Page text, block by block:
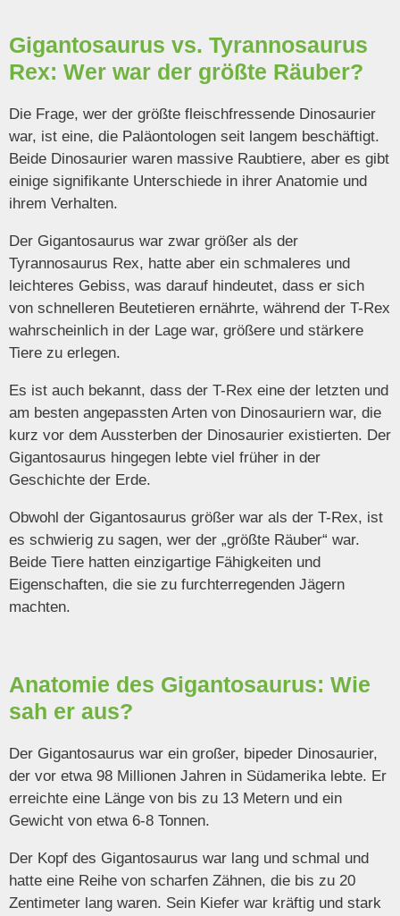
Gigantosaurus vs. Tyrannosaurus
Rex: Wer war der größte Räuber?
Die Frage, wer der größte fleischfressende Dinosaurier
war, ist eine, die Paläontologen seit langem beschäftigt.
Beide Dinosaurier waren massive Raubtiere, aber es gibt
einige signifikante Unterschiede in ihrer Anatomie und
ihrem Verhalten.
Der Gigantosaurus war zwar größer als der
Tyrannosaurus Rex, hatte aber ein schmaleres und
leichteres Gebiss, was darauf hindeutet, dass er sich
von schnelleren Beutetieren ernährte, während der T-Rex
wahrscheinlich in der Lage war, größere und stärkere
Tiere zu erlegen.
Es ist auch bekannt, dass der T-Rex eine der letzten und
am besten angepassten Arten von Dinosauriern war, die
kurz vor dem Aussterben der Dinosaurier existierten. Der
Gigantosaurus hingegen lebte viel früher in der
Geschichte der Erde.
Obwohl der Gigantosaurus größer war als der T-Rex, ist
es schwierig zu sagen, wer der „größte Räuber“ war.
Beide Tiere hatten einzigartige Fähigkeiten und
Eigenschaften, die sie zu furchterregenden Jägern
machten.
Anatomie des Gigantosaurus: Wie
sah er aus?
Der Gigantosaurus war ein großer, bipeder Dinosaurier,
der vor etwa 98 Millionen Jahren in Südamerika lebte. Er
erreichte eine Länge von bis zu 13 Metern und ein
Gewicht von etwa 6-8 Tonnen.
Der Kopf des Gigantosaurus war lang und schmal und
hatte eine Reihe von scharfen Zähnen, die bis zu 20
Zentimeter lang waren. Sein Kiefer war kräftig und stark